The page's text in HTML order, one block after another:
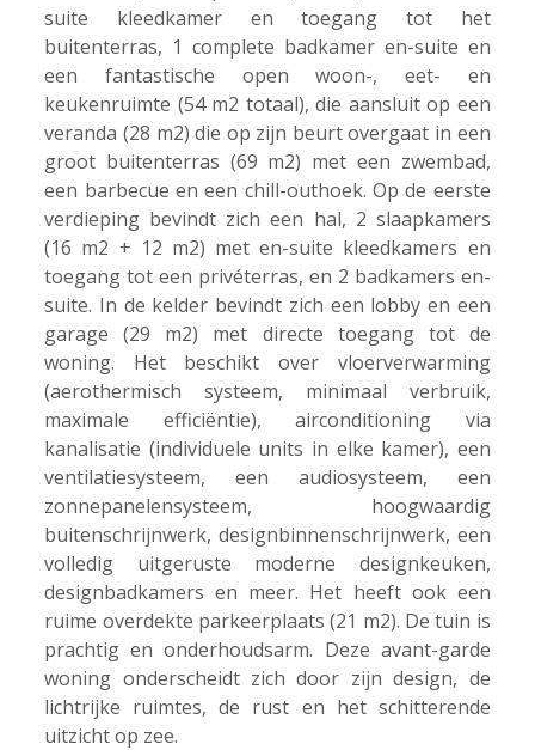
suite kleedkamer en toegang tot het
buitenterras, 1 complete badkamer en-suite en
een fantastische open woon-, eet- en
keukenruimte (54 m2 totaal), die aansluit op een
veranda (28 m2) die op zijn beurt overgaat in een
groot buitenterras (69 m2) met een zwembad,
een barbecue en een chill-outhoek. Op de eerste
verdieping bevindt zich een hal, 2 slaapkamers
(16 m2 + 12 m2) met en-suite kleedkamers en
toegang tot een privéterras, en 2 badkamers en-
suite. In de kelder bevindt zich een lobby en een
garage (29 m2) met directe toegang tot de
woning. Het beschikt over vloerverwarming
(aerothermisch systeem, minimaal verbruik,
maximale efficiëntie), airconditioning via
kanalisatie (individuele units in elke kamer), een
ventilatiesysteem, een audiosysteem, een
zonnepanelensysteem, hoogwaardig
buitenschrijnwerk, designbinnenschrijnwerk, een
volledig uitgeruste moderne designkeuken,
designbadkamers en meer. Het heeft ook een
ruime overdekte parkeerplaats (21 m2). De tuin is
prachtig en onderhoudsarm. Deze avant-garde
woning onderscheidt zich door zijn design, de
lichtrijke ruimtes, de rust en het schitterende
uitzicht op zee.